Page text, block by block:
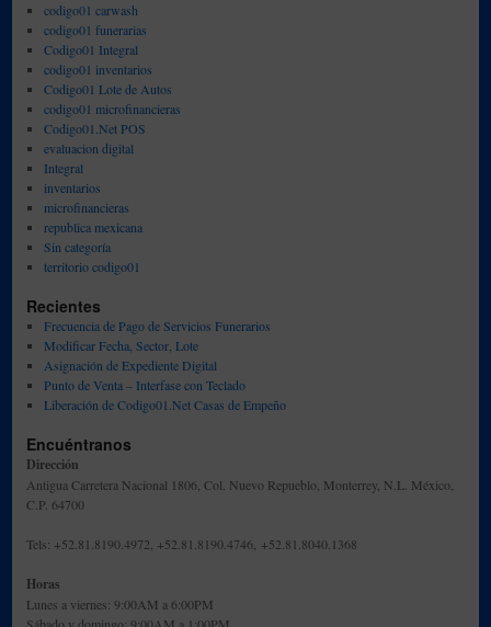
codigo01 carwash
codigo01 funerarias
Codigo01 Integral
codigo01 inventarios
Codigo01 Lote de Autos
codigo01 microfinancieras
Codigo01.Net POS
evaluacion digital
Integral
inventarios
microfinancieras
republica mexicana
Sin categoría
territorio codigo01
Recientes
Frecuencia de Pago de Servicios Funerarios
Modificar Fecha, Sector, Lote
Asignación de Expediente Digital
Punto de Venta – Interfase con Teclado
Liberación de Codigo01.Net Casas de Empeño
Encuéntranos
Dirección
Antigua Carretera Nacional 1806, Col. Nuevo Repueblo, Monterrey, N.L. México,
C.P. 64700
Tels: +52.81.8190.4972, +52.81.8190.4746, +52.81.8040.1368
Horas
Lunes a viernes: 9:00AM a 6:00PM